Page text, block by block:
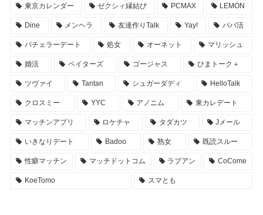
東京カレンダー ゼクシィ縁結び PCMAX LEMON
Dine メンヘラ 友達作りTalk Yay! パパ活
バチェラーデート 処女 オーネット マリッシュ
婚活 ペイターズ ゴージャス ひまトーク＋
ツヴァイ Tantan シュガーダディ HelloTalk
クロスミー YYC アノニム 東カレデート
マッチンアプリ ロケチャ タダカツ Jメール
いきなりデート Badoo 熟女 既読スルー
性癖マッチン マッチドットコム ラブアン CoCome
KoeTomo スマとも